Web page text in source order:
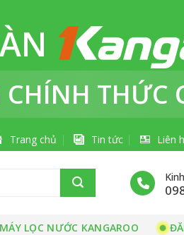
CHÍNH THỨC
Trang chủ Tin tức Liên
LỌC NƯỚC KANGAROO